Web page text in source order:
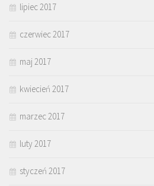
lipiec 2017
czerwiec 2017
maj 2017
kwiecień 2017
marzec 2017
luty 2017
styczeń 2017